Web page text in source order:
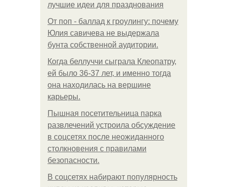
лучшие идеи для празднования
От поп - баллад к гроулингу: почему
Юлия савичева не выдержала
бунта собственной аудитории.
Когда беллуччи сыграла Клеопатру,
ей было 36-37 лет, и именно тогда
она находилась на вершине
карьеры.
Пышная посетительница парка
развлечений устроила обсуждение
в соцсетях после неожиданного
столкновения с правилами
безопасности.
В соцсетях набирают популярность